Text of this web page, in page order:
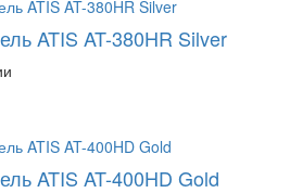
ATIS AT-380HR Silver
ATIS AT-400HD Gold